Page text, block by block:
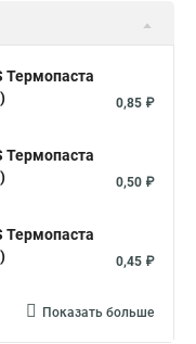
Термопаста
0,85 ₽
Термопаста
0,50 ₽
Термопаста
0,45 ₽
Показать больше